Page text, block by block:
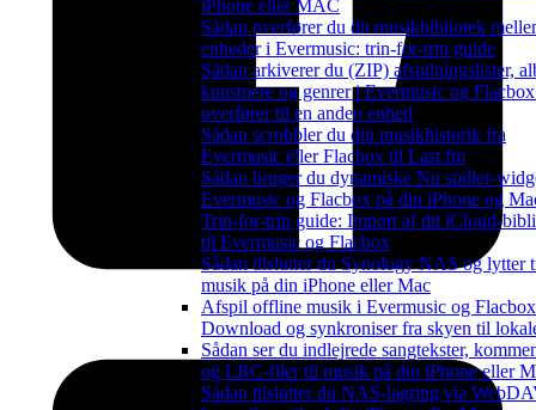
iPhone eller MAC
Sådan overfører du dit musikbibliotek
enheder i Evermusic: trin-for-trin guide
Sådan arkiverer du (ZIP) afspilningslister,
kunstnere og genrer i Evermusic og
overfører til en anden enhed
Sådan scrobbler du din musikhistorik fra
Evermusic eller Flacbox til Last.fm
Sådan bruger du dynamiske Nu spiller-
Evermusic og Flacbox på din iPhone og
Trin-for-trin guide: Import af dit iCloud-
til Evermusic og Flacbox
Sådan tilslutter du Synology NAS og lytter
musik på din iPhone eller Mac
Afspil offline musik i Evermusic og
Download og synkroniser fra skyen til
Sådan ser du indlejrede sangtekster,
og LRC-filer til musik på din iPhone eller
Sådan tilslutter du NAS-lagring via